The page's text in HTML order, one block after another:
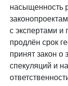
насыщенность
с экспертами и
продлён срок
принят закон
спекуляций и